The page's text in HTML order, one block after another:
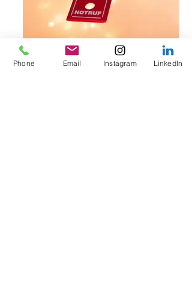
Phone Email Instagram LinkedIn